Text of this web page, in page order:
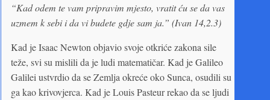
“Kad odem te vam pripravim mjesto, vratit ću se da vas
uzmem k sebi i da vi budete gdje sam ja.” (Ivan 14,2.3)
Kad je Isaac Newton objavio svoje otkriće zakona sile
teže, svi su mislili da je ludi matematičar. Kad je Galileo
Galilei ustvrdio da se Zemlja okreće oko Sunca, osudili su
ga kao krivovjerca. Kad je Louis Pasteur rekao da se ljudi